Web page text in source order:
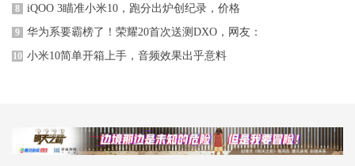
8 iQOO 3瞄准小米10，跑分出炉创纪录，价格
9 华为系要霸榜了！荣耀20首次送测DXO，网友：
10 小米10简单开箱上手，音频效果出乎意料